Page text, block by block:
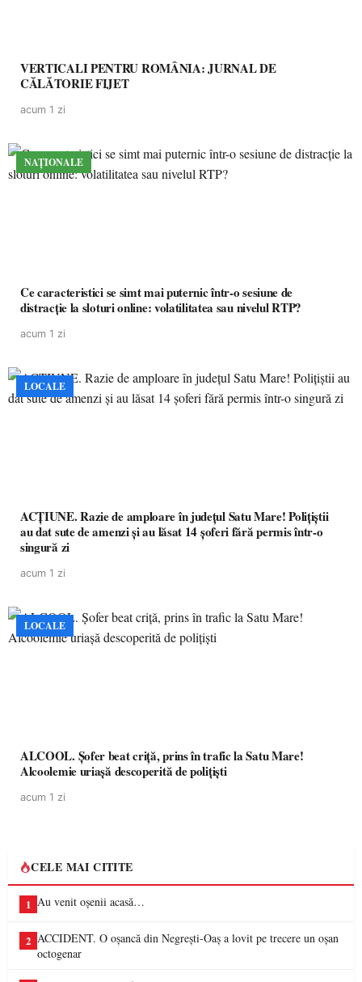
VERTICALI PENTRU ROMÂNIA: JURNAL DE
CĂLĂTORIE FIJET
acum 1 zi
NAȚIONALE
Ce caracteristici se simt mai puternic într-o sesiune de
distracție la sloturi online: volatilitatea sau nivelul RTP?
acum 1 zi
LOCALE
ACȚIUNE. Razie de amploare în județul Satu Mare! Polițiștii
au dat sute de amenzi și au lăsat 14 șoferi fără permis într-o
singură zi
acum 1 zi
LOCALE
ALCOOL. Șofer beat criță, prins în trafic la Satu Mare!
Alcoolemie uriașă descoperită de polițiști
acum 1 zi
CELE MAI CITITE
1 Au venit oșenii acasă…
2 ACCIDENT. O oșancă din Negrești-Oaș a lovit pe trecere un oșan
octogenar